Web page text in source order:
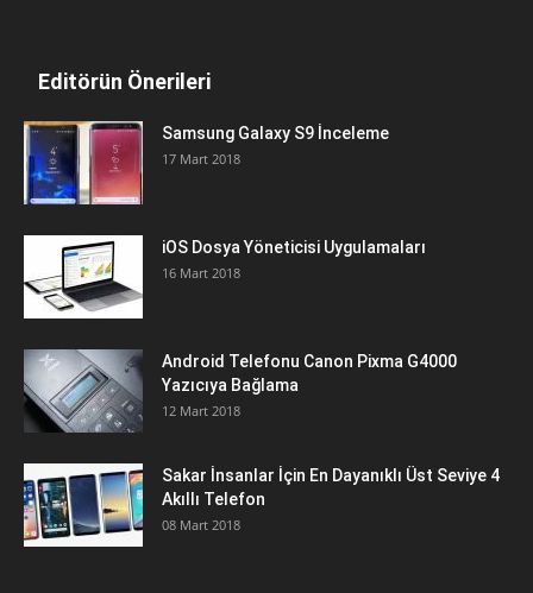
Editörün Önerileri
Samsung Galaxy S9 İnceleme
17 Mart 2018
iOS Dosya Yöneticisi Uygulamaları
16 Mart 2018
Android Telefonu Canon Pixma G4000
Yazıcıya Bağlama
12 Mart 2018
Sakar İnsanlar İçin En Dayanıklı Üst Seviye 4
Akıllı Telefon
08 Mart 2018